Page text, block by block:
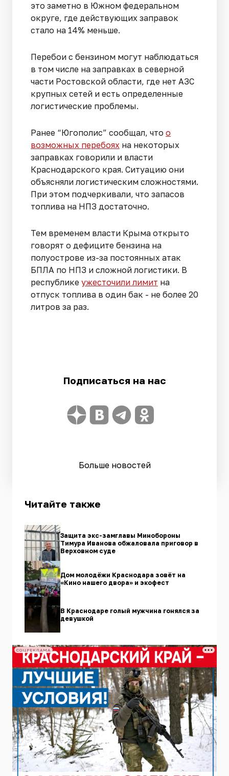
это заметно в Южном федеральном
округе, где действующих заправок
стало на 14% меньше.
Перебои с бензином могут наблюдаться
в том числе на заправках в северной
части Ростовской области, где нет АЗС
крупных сетей и есть определенные
логистические проблемы.
Ранее “Югополис” сообщал, что о
возможных перебоях на некоторых
заправках говорили и власти
Краснодарского края. Ситуацию они
объясняли логистическим сложностями.
При этом подчеркивали, что запасов
топлива на НПЗ достаточно.
Тем временем власти Крыма открыто
говорят о дефиците бензина на
полуострове из-за постоянных атак
БПЛА по НПЗ и сложной логистики. В
республике ужесточили лимит на
отпуск топлива в один бак - не более 20
литров за раз.
Подписаться на нас
Больше новостей
Читайте также
Защита экс-замглавы Минобороны
Тимура Иванова обжаловала приговор в
Верховном суде
Дом молодёжи Краснодара зовёт на
«Кино нашего двора» и экофест
В Краснодаре голый мужчина гонялся за
девушкой
СОЦРЕКЛАМА